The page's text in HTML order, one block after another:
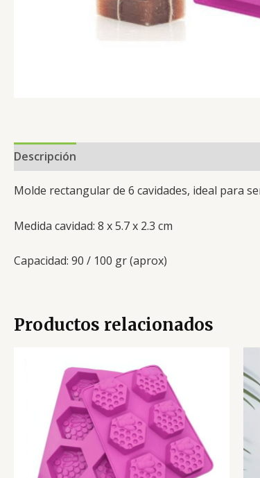
Descripción
Molde rectangular de 6 cavidades, ideal para
Medida cavidad: 8 x 5.7 x 2.3 cm
Capacidad: 90 / 100 gr (aprox)
Productos relacionados